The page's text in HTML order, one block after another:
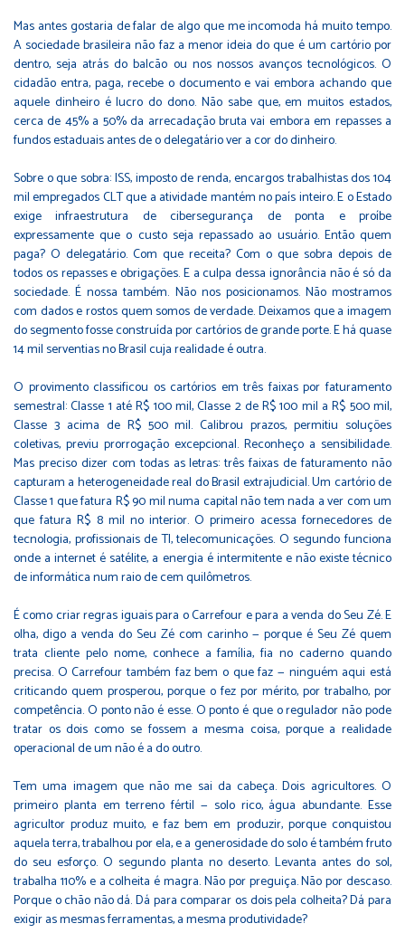
Mas antes gostaria de falar de algo que me incomoda há muito tempo.
A sociedade brasileira não faz a menor ideia do que é um cartório por
dentro, seja atrás do balcão ou nos nossos avanços tecnológicos. O
cidadão entra, paga, recebe o documento e vai embora achando que
aquele dinheiro é lucro do dono. Não sabe que, em muitos estados,
cerca de 45% a 50% da arrecadação bruta vai embora em repasses a
fundos estaduais antes de o delegatário ver a cor do dinheiro.
Sobre o que sobra: ISS, imposto de renda, encargos trabalhistas dos 104
mil empregados CLT que a atividade mantém no país inteiro. E o Estado
exige infraestrutura de cibersegurança de ponta e proíbe
expressamente que o custo seja repassado ao usuário. Então quem
paga? O delegatário. Com que receita? Com o que sobra depois de
todos os repasses e obrigações. E a culpa dessa ignorância não é só da
sociedade. É nossa também. Não nos posicionamos. Não mostramos
com dados e rostos quem somos de verdade. Deixamos que a imagem
do segmento fosse construída por cartórios de grande porte. E há quase
14 mil serventias no Brasil cuja realidade é outra.
O provimento classificou os cartórios em três faixas por faturamento
semestral: Classe 1 até R$ 100 mil, Classe 2 de R$ 100 mil a R$ 500 mil,
Classe 3 acima de R$ 500 mil. Calibrou prazos, permitiu soluções
coletivas, previu prorrogação excepcional. Reconheço a sensibilidade.
Mas preciso dizer com todas as letras: três faixas de faturamento não
capturam a heterogeneidade real do Brasil extrajudicial. Um cartório de
Classe 1 que fatura R$ 90 mil numa capital não tem nada a ver com um
que fatura R$ 8 mil no interior. O primeiro acessa fornecedores de
tecnologia, profissionais de TI, telecomunicações. O segundo funciona
onde a internet é satélite, a energia é intermitente e não existe técnico
de informática num raio de cem quilômetros.
É como criar regras iguais para o Carrefour e para a venda do Seu Zé. E
olha, digo a venda do Seu Zé com carinho — porque é Seu Zé quem
trata cliente pelo nome, conhece a família, fia no caderno quando
precisa. O Carrefour também faz bem o que faz — ninguém aqui está
criticando quem prosperou, porque o fez por mérito, por trabalho, por
competência. O ponto não é esse. O ponto é que o regulador não pode
tratar os dois como se fossem a mesma coisa, porque a realidade
operacional de um não é a do outro.
Tem uma imagem que não me sai da cabeça. Dois agricultores. O
primeiro planta em terreno fértil — solo rico, água abundante. Esse
agricultor produz muito, e faz bem em produzir, porque conquistou
aquela terra, trabalhou por ela, e a generosidade do solo é também fruto
do seu esforço. O segundo planta no deserto. Levanta antes do sol,
trabalha 110% e a colheita é magra. Não por preguiça. Não por descaso.
Porque o chão não dá. Dá para comparar os dois pela colheita? Dá para
exigir as mesmas ferramentas, a mesma produtividade?